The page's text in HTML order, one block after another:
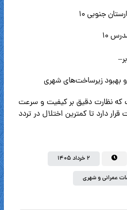
جنوبی ۱۰
۱۰
–
بهبود زیرساخت‌های شهری
که نظارت دقیق بر کیفیت و سرعت
قرار دارد تا کمترین اختلال در تردد
۲ خرداد ۱۴۰۵
عمرانی و شهری